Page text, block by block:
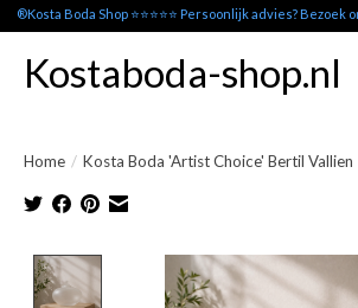
®Kosta Boda Shop ⭐⭐⭐⭐⭐ Persoonlijk advies?
Kostaboda-shop.nl
Home / Kosta Boda 'Artist Choice' Bertil Vallien
Product image slideshow Items